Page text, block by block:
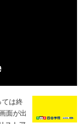
は終
面が出